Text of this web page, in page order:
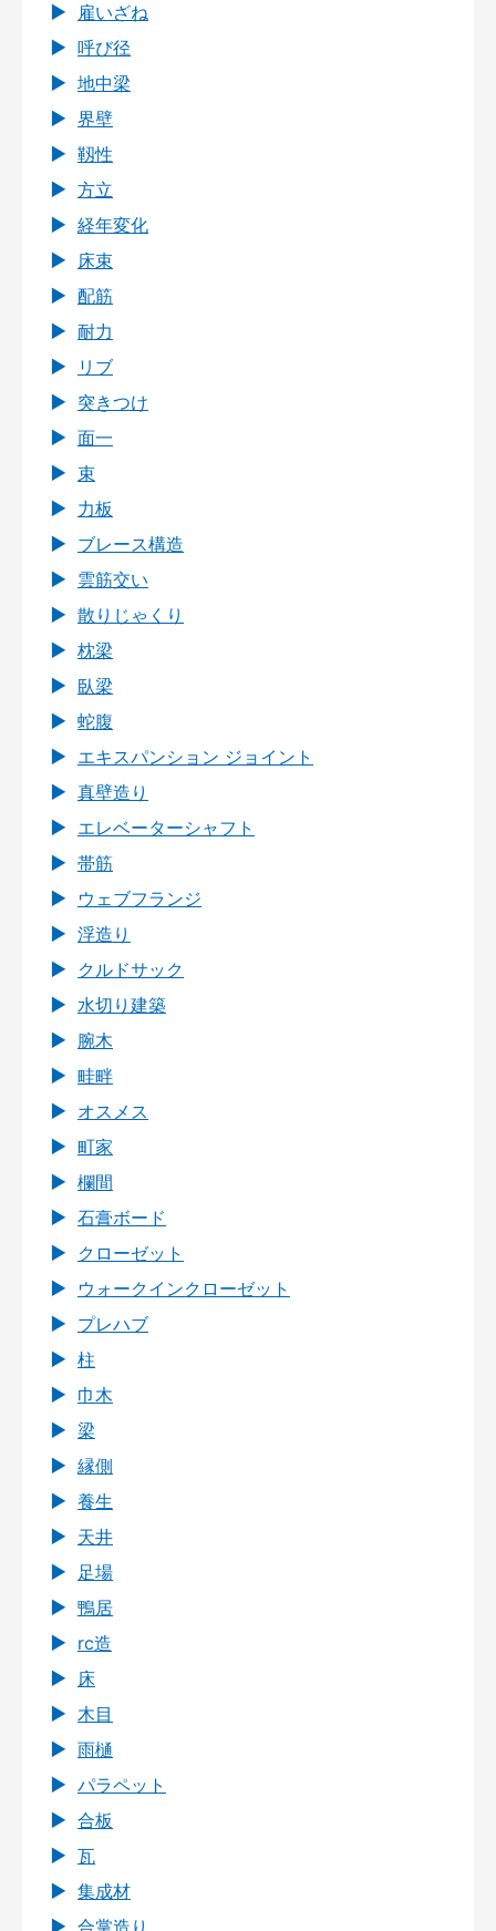
雇いざね
呼び径
地中梁
界壁
靱性
方立
経年変化
床束
配筋
耐力
リブ
突きつけ
面一
束
力板
ブレース構造
雲筋交い
散りじゃくり
枕梁
臥梁
蛇腹
エキスパンション ジョイント
真壁造り
エレベーターシャフト
帯筋
ウェブフランジ
浮造り
クルドサック
水切り建築
腕木
畦畔
オスメス
町家
欄間
石膏ボード
クローゼット
ウォークインクローゼット
プレハブ
柱
巾木
梁
縁側
養生
天井
足場
鴨居
rc造
床
木目
雨樋
パラペット
合板
瓦
集成材